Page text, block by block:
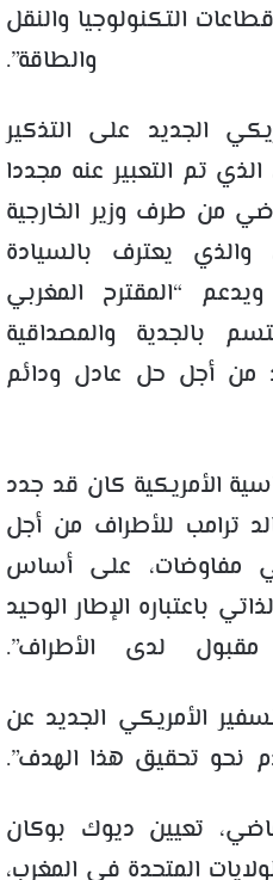
التكنولوجيا والنقل
الجديد على التذكير
تم التعبير عنه مجددا
من طرف وزير الخارجية
والذي يعترف بالسيادة
“المقترح المغربي
بالجدية والمصداقية
من أجل حل عادل ودائم
الأمريكية كان قد جدد
ترامب للأطراف من أجل
مفاوضات، على أساس
باعتباره الإطار الوحيد
لدى الأطراف”.
الأمريكي الجديد عن
نحو تحقيق هذا الهدف”.
تعيين ديوك بوكان
المتحدة في المغرب،